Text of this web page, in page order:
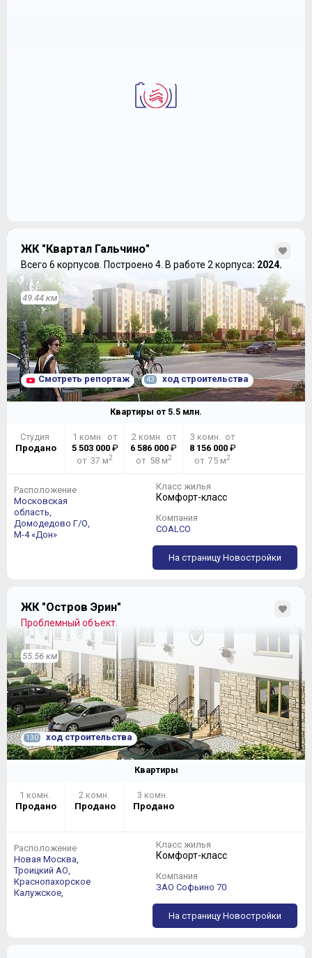
ЖК "Квартал Гальчино"
Всего 6 корпусов. Построено 4. В работе 2 корпуса: 2024.
49.44 км
Смотреть репортаж 43 ход строительства
Квартиры от 5.5 млн.
Студия
Продано
1 комн. от
5 503 000₽
от 37 м2
2 комн. от
6 586 000 ₽
от 58 м2
3 комн. от
8 156 000₽
от 75 м2
Расположение
Московская
область,
Домодедово Г/О,
М-4 «Дон»
Класс жилья
Комфорт-класс
Компания
COALCO
На страницу Новостройки
ЖК "Остров Эрин"
Проблемный объект.
55.56 км
130 ход строительства
Квартиры
1 комн.
Продано
2 комн.
Продано
3 комн.
Продано
Расположение
Новая Москва,
Троицкий АО,
Краснопахорское
Калужское,
Класс жилья
Комфорт-класс
Компания
ЗАО Софьино 70
На страницу Новостройки